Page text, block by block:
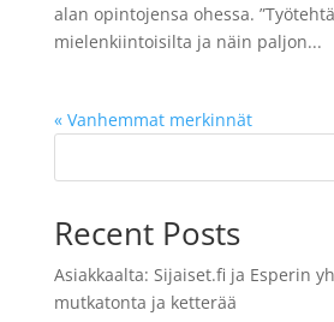
alan opintojensa ohessa.
mielenkiintoisilta ja näin paljon...
« Vanhemmat merkinnät
Recent Posts
Asiakkaalta: Sijaiset.fi ja Esperin
mutkatonta ja ketterää